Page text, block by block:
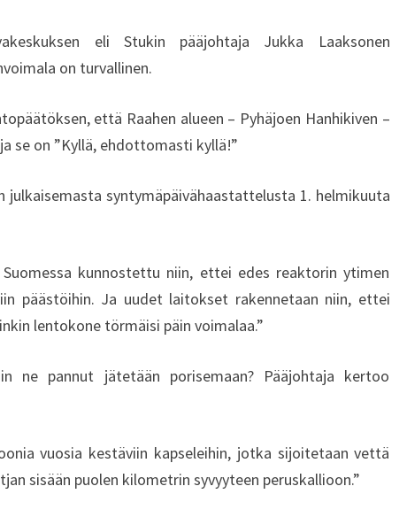
Ä
!
R
A
A
E
L
U
E
E
Y
N
V
O
eli Stukin pääjohtaja Jukka Laaksonen
on turvallinen.
että Raahen alueen – Pyhäjoen Hanhikiven –
se on ”Kyllä, ehdottomasti kyllä!”
julkaisemasta syntymäpäivähaastattelusta 1. helmikuuta
kunnostettu niin, ettei edes reaktorin ytimen
päästöihin. Ja uudet laitokset rakennetaan niin, ettei
lentokone törmäisi päin voimalaa.”
ne pannut jätetään porisemaan? Pääjohtaja kertoo
vuosia kestäviin kapseleihin, jotka sijoitetaan vettä
sisään puolen kilometrin syvyyteen peruskallioon.”